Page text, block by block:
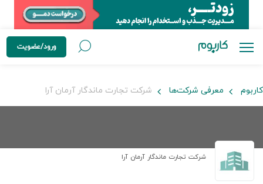
ورود/عضویت
کاربوم معرفی شرکت‌ها شرکت تجارت ماندگار آرمان آرا
شرکت تجارت ماندگار آرمان آرا